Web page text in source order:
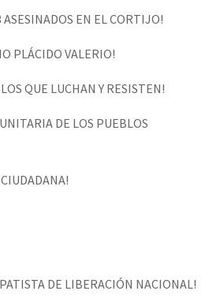
ASESINADOS EN EL CORTIJO!
PLÁCIDO VALERIO!
QUE LUCHAN Y RESISTEN!
DE LOS PUEBLOS
DE LIBERACIÓN NACIONAL!